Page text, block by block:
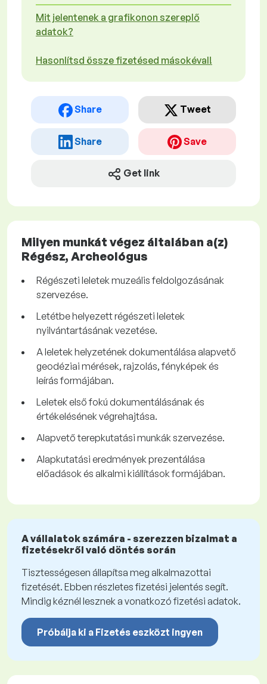
Mit jelentenek a grafikonon szereplő
adatok?
Hasonlítsd össze fizetésed másokéval!
Share Tweet
Share Save
Get link
Milyen munkát végez általában a(z)
Régész, Archeológus
Régészeti leletek muzeális feldolgozásának
szervezése.
Letétbe helyezett régészeti leletek
nyilvántartásának vezetése.
A leletek helyzetének dokumentálása alapvető
geodéziai mérések, rajzolás, fényképek és
leírás formájában.
Leletek első fokú dokumentálásának és
értékelésének végrehajtása.
Alapvető terepkutatási munkák szervezése.
Alapkutatási eredmények prezentálása
előadások és alkalmi kiállítások formájában.
A vállalatok számára - szerezzen bizalmat a
fizetésekről való döntés során
Tisztességesen állapítsa meg alkalmazottai
fizetését. Ebben részletes fizetési jelentés segít.
Mindig kéznél lesznek a vonatkozó fizetési adatok.
Próbálja ki a Fizetés eszközt ingyen